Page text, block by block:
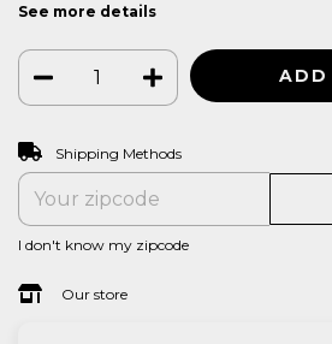
See more details
Shipping for zipcode:
Shipping Methods
I don't know my zipcode
Our store